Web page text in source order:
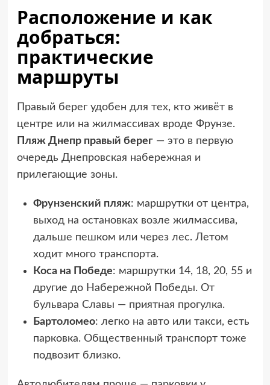
Расположение и как
добраться:
практические
маршруты
Правый берег удобен для тех, кто живёт в
центре или на жилмассивах вроде Фрунзе.
Пляж Днепр правый берег— это в первую
очередь Днепровская набережная и
прилегающие зоны.
Фрунзенский пляж: маршрутки от центра,
выход на остановках возле жилмассива,
дальше пешком или через лес. Летом
ходит много транспорта.
Коса на Победе: маршрутки 14, 18, 20, 55 и
другие до Набережной Победы. От
бульвара Славы — приятная прогулка.
Бартоломео: легко на авто или такси, есть
парковка. Общественный транспорт тоже
подвозит близко.